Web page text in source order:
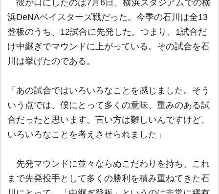
彼が口にしたのは7月6日、横浜スタジアムでの横
浜DeNAベイスターズ戦だった。今季の石川は全13
登板のうち、12試合に先発した。つまり、1試合だ
け中継ぎでマウンドに上がっている。その試合を石
川は挙げたのである。
「あの試合ではいろいろなことを感じました。そう
いう点では、僕にとって多くの意味、重みのある試
合だったと思います。言い方は難しいんですけど、
いろいろなことを考えさせられました」
先発マウンドに並々ならぬこだわりを持ち、これ
まで先発投手として多くの勝利を積み重ねてきた石